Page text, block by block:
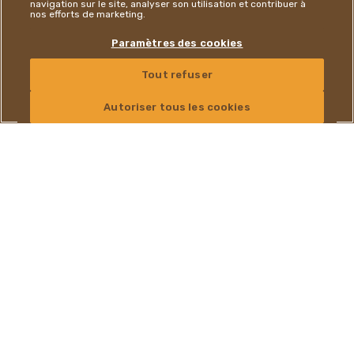
NOUS CONTACTER
navigation sur le site, analyser son utilisation et contribuer à
nos efforts de marketing.
Paramètres des cookies
Tout refuser
Autoriser tous les cookies